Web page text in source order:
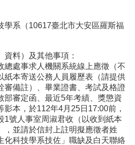
學系（10617臺北市大安區羅斯福
料）及其他事項：
總處事求人機關系統線上應徵（不
紙本寄送公務人員履歷表（請提供
審備註）、畢業證書、考試及格證
部審定函、最近5年考績、獎懲資
本，於112年4月25日17:00前，
1號人事室周淑君收（以收到紙本
，並請於信封上註明擬應徵者姓
化科技學系技佐」職缺及白天聯絡